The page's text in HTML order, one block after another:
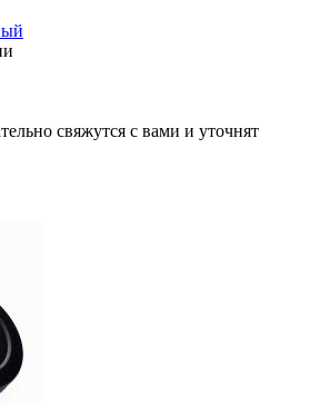
свяжутся с вами и уточнят